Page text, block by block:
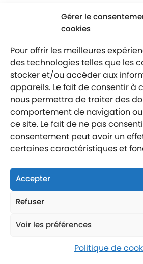
Gérer le
cookies
Pour offrir les meilleures
des technologies telles que les
stocker et/ou accéder aux
appareils. Le fait de consentir à
nous permettra de traiter des
comportement de navigation ou
ce site. Le fait de ne pas
consentement peut avoir un
certaines caractéristiques et
Accepter
Refuser
Voir les préférences
Politique de
Mentions légales
Politique de
Labellisé entreprise
Nous suivre
Nous